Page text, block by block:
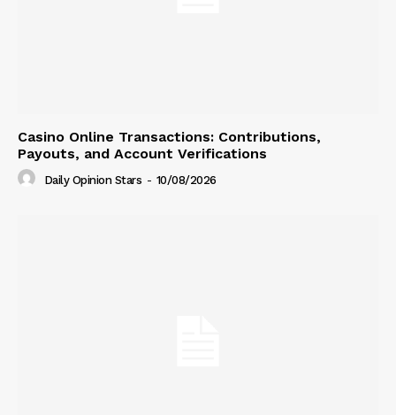
Casino Online Transactions: Contributions,
Payouts, and Account Verifications
Daily Opinion Stars - 10/08/2026